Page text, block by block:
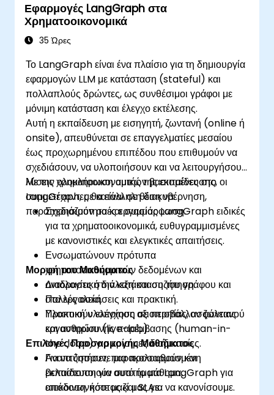
Εφαρμογές LangGraph στα
Χρηματοοικονομικά
35 Ώρες
Το LangGraph είναι ένα πλαίσιο για τη δημιουργία
εφαρμογών LLM με κατάσταση (stateful) και
πολλαπλούς δρώντες, ως συνθέσιμοι γράφοι με
μόνιμη κατάσταση και έλεγχο εκτέλεσης.
Αυτή η εκπαίδευση με εισηγητή, ζωντανή (online ή
onsite), απευθύνεται σε επαγγελματίες μεσαίου
έως προχωρημένου επιπέδου που επιθυμούν να
σχεδιάσουν, να υλοποιήσουν και να λειτουργήσουν
λύσεις χρηματοοικονομικών βασισμένες στο
LangGraph, με κατάλληλη διακυβέρνηση,
παρατηρησιμότητα και συμμόρφωση.
Με την ολοκλήρωση αυτής της εκπαίδευσης, οι
συμμετέχοντες θα είναι σε θέση να:
Σχεδιάζουν ροές εργασίας LangGraph ειδικές
για τα χρηματοοικονομικά, ευθυγραμμισμένες
με κανονιστικές και ελεγκτικές απαιτήσεις.
Ενσωματώνουν πρότυπα
χρηματοοικονομικών δεδομένων και
οντολογίες στην κατάσταση του γράφου και
στα εργαλεία.
Υλοποιούν ελέγχους αξιοπιστίας, ασφάλειας
και ανθρώπινης παρέμβασης (human-in-
the-loop) για κρίσιμες διαδικασίες.
Αναπτύσσουν, παρακολουθούν και
βελτιστοποιούν συστήματα LangGraph για
απόδοση, κόστος και SLAs.
Μορφή του Μαθήματος
Διαδραστική διάλεξη και συζήτηση.
Πολλές ασκήσεις και πρακτική.
Πρακτική υλοποίηση σε περιβάλλον ζωντανού
εργαστηρίου (live-lab).
Επιλογές Προσαρμογής Μαθήματος
Για να ζητήσετε μια προσαρμοσμένη
εκπαίδευση για αυτό το μάθημα,
επικοινωνήστε μαζί μας για να κανονίσουμε.